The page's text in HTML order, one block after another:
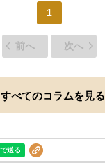
1
前へ 次へ
すべてのコラムを見る